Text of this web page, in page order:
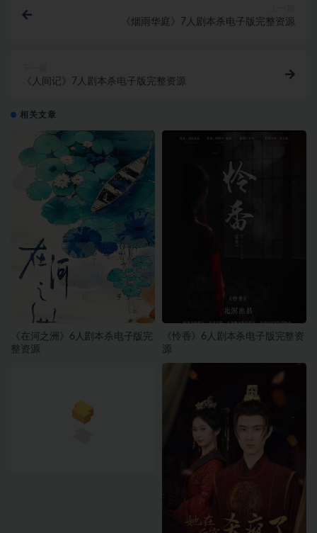
《烟雨华庭》7人剧本杀电子版完整资源
《人间记》7人剧本杀电子版完整资源
相关文章
《在河之洲》6人剧本杀电子版完
整资源
《怜香》6人剧本杀电子版完整资
源